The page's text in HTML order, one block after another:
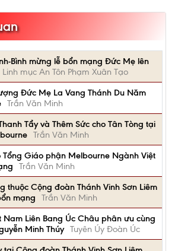
Bình mừng lễ bổn mạng Đức Mẹ lên
Linh mục An Tôn Phạm Xuân Tạo
Đức Mẹ La Vang Thánh Du Năm
Trần Văn Minh
Tẩy và Thêm Sức cho Tân Tòng tại
Trần Văn Minh
Tổng Giáo phận Melbourne Ngành Việt
Trần Văn Minh
thuộc Cộng đoàn Thánh Vinh Sơn Liêm
mạng
Trần Văn Minh
Nam Liên Bang Úc Châu phân ưu cùng
Minh Thúy Tuyên Úy Đoàn Úc